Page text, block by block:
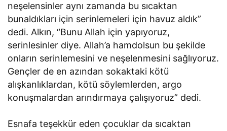
neşelensinler aynı zamanda bu sıcaktan
bunaldıkları için serinlemeleri için havuz aldık”
dedi. Alkın, “Bunu Allah için yapıyoruz,
serinlesinler diye. Allah’a hamdolsun bu şekilde
onların serinlemesini ve neşelenmesini sağlıyoruz.
Gençler de en azından sokaktaki kötü
alışkanlıklardan, kötü söylemlerden, argo
konuşmalardan arındırmaya çalışıyoruz” dedi.
Esnafa teşekkür eden çocuklar da sıcaktan